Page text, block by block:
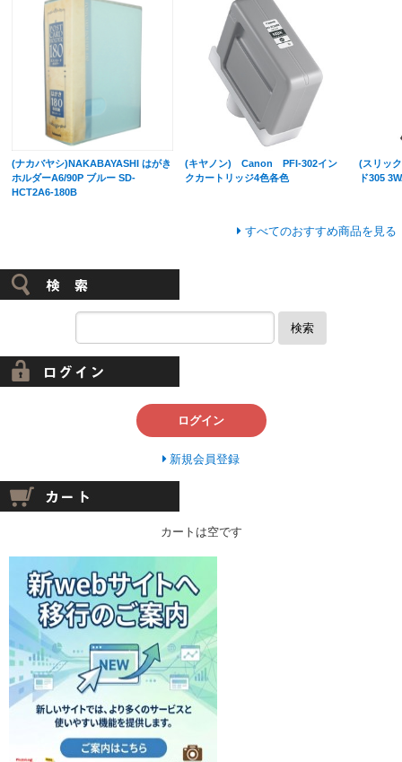
(ナカバヤシ)NAKABAYASHI はがき
ホルダーA6/90P ブルー SD-
HCT2A6-180B
(キヤノン) Canon PFI-302イン
クカートリッジ4色各色
(スリッ
ド305
すべてのおすすめ商品を見る
検索
ログイン
新規会員登録
カートは空です